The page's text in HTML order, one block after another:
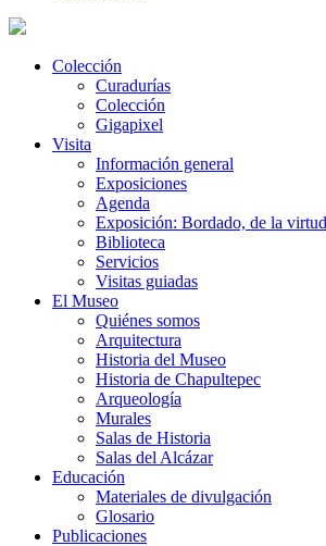
Colección
Curadurías
Colección
Gigapixel
Visita
Información general
Exposiciones
Agenda
Exposición: Bordado, de la virtud
Biblioteca
Servicios
Visitas guiadas
El Museo
Quiénes somos
Arquitectura
Historia del Museo
Historia de Chapultepec
Arqueología
Murales
Salas de Historia
Salas del Alcázar
Educación
Materiales de divulgación
Glosario
Publicaciones